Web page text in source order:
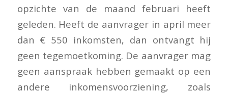
opzichte van de maand februari heeft
geleden. Heeft de aanvrager in april meer
dan € 550 inkomsten, dan ontvangt hij
geen tegemoetkoming. De aanvrager mag
geen aanspraak hebben gemaakt op een
andere inkomensvoorziening, zoals